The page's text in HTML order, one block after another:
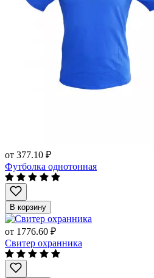
от 377.10 ₽
Футболка однотонная
В корзину
от 1776.60 ₽
Свитер охранника